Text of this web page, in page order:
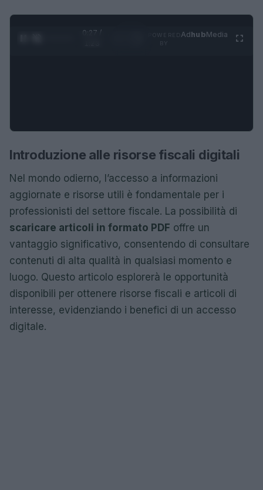
0:28 /
AdhubMedia
Introduzione alle risorse fiscali digitali
Nel mondo odierno, l’accesso a informazioni
aggiornate e risorse utili è fondamentale per i
professionisti del settore fiscale. La possibilità di
scaricare articoli in formato PDF offre un
vantaggio significativo, consentendo di consultare
contenuti di alta qualità in qualsiasi momento e
luogo. Questo articolo esplorerà le opportunità
disponibili per ottenere risorse fiscali e articoli di
interesse, evidenziando i benefici di un accesso
digitale.